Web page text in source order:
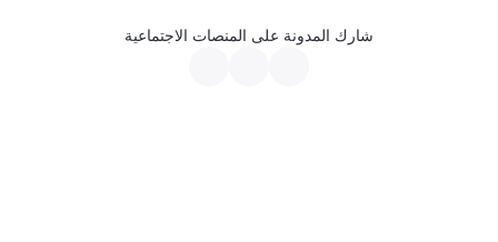
شارك المدونة على المنصات الاجتماعية